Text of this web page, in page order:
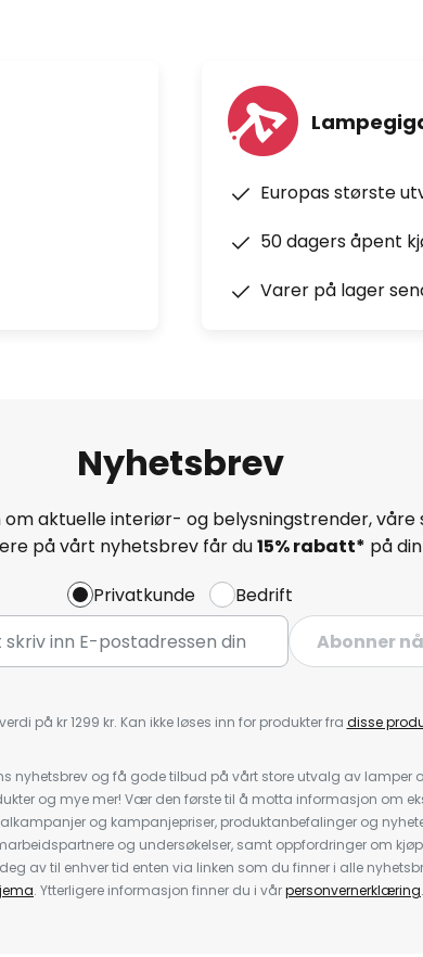
Europas største
50 dagers åpent
Varer på lager
Nyhetsbrev
aktuelle interiør- og belysningstrender, våre
på vårt nyhetsbrev får du15% rabatt* på
Privatkunde
Bedrift
Abonner nå
på kr 1299 kr. Kan ikke løses inn for produkter fra disse
nyhetsbrev og få gode tilbud på vårt store utvalg av lamper
og mye mer! Vær den første til å motta informasjon om
og kampanjepriser, produktanbefalinger og
og undersøkelser, samt oppfordringer om
av til enhver tid enten via linken som du finner i alle
. Ytterligere informasjon finner du i vårpersonvernerklæring.